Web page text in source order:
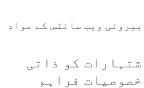
بیرونی ویب سائٹس کے مواد
کو ذاتی
فراہم